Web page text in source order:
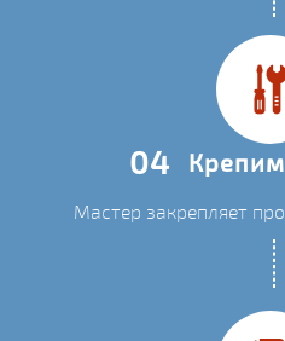
04
Мастер закрепляет